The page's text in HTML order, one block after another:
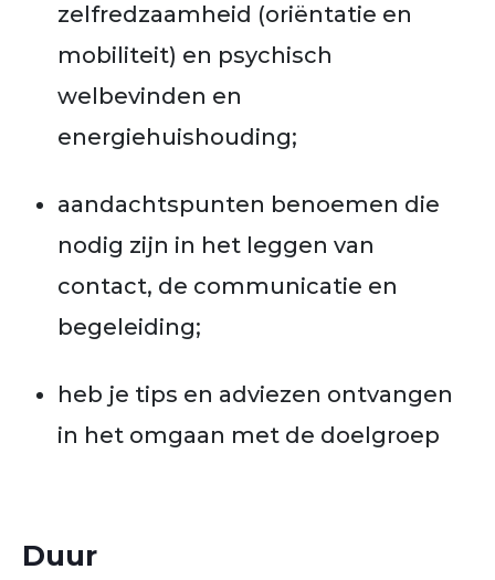
zelfredzaamheid (oriëntatie en
mobiliteit) en psychisch
welbevinden en
energiehuishouding;
aandachtspunten benoemen die
nodig zijn in het leggen van
contact, de communicatie en
begeleiding;
heb je tips en adviezen ontvangen
in het omgaan met de doelgroep
Duur